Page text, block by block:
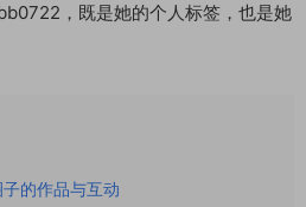
，既是她的个人标签，也是她
的作品与互动